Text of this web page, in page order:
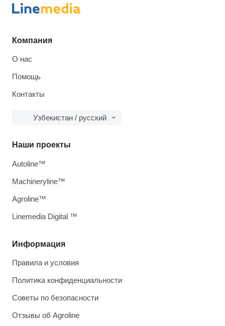
Компания
О нас
Помощь
Контакты
Узбекистан / русский
Информация
Правила и условия
Политика конфиденциальности
Советы по безопасности
Отзывы об Agroline
Наши проекты
Autoline™
Machineryline™
Agroline™
Linemedia Digital ™